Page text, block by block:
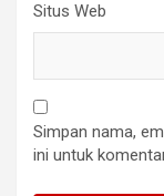
Situs Web
Simpan nama,
ini untuk